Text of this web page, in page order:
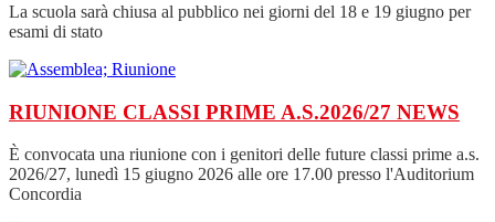
La scuola sarà chiusa al pubblico nei giorni del 18 e 19 giugno per
esami di stato
RIUNIONE CLASSI PRIME A.S.2026/27 NEWS
È convocata una riunione con i genitori delle future classi prime a.s.
2026/27, lunedì 15 giugno 2026 alle ore 17.00 presso l'Auditorium
Concordia